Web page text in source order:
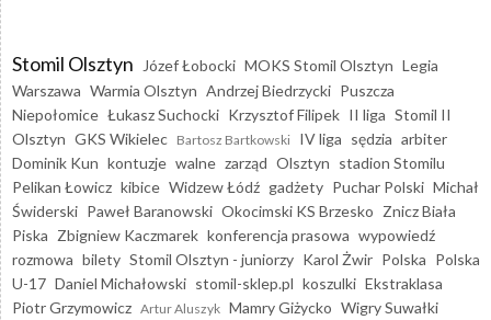
Stomil Olsztyn Józef Łobocki MOKS Stomil Olsztyn Legia
Warszawa Warmia Olsztyn Andrzej Biedrzycki Puszcza
Niepołomice Łukasz Suchocki Krzysztof Filipek II liga Stomil II
Olsztyn GKS Wikielec Bartosz Bartkowski IV liga sędzia arbiter
Dominik Kun kontuzje walne zarząd Olsztyn stadion Stomilu
Pelikan Łowicz kibice Widzew Łódź gadżety Puchar Polski Michał
Świderski Paweł Baranowski Okocimski KS Brzesko Znicz Biała
Piska Zbigniew Kaczmarek konferencja prasowa wypowiedź
rozmowa bilety Stomil Olsztyn - juniorzy Karol Żwir Polska Polska
U-17 Daniel Michałowski stomil-sklep.pl koszulki Ekstraklasa
Piotr Grzymowicz Artur Aluszyk Mamry Giżycko Wigry Suwałki